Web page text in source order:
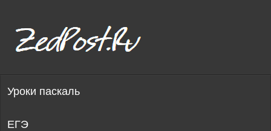
Уроки паскаль
ЕГЭ